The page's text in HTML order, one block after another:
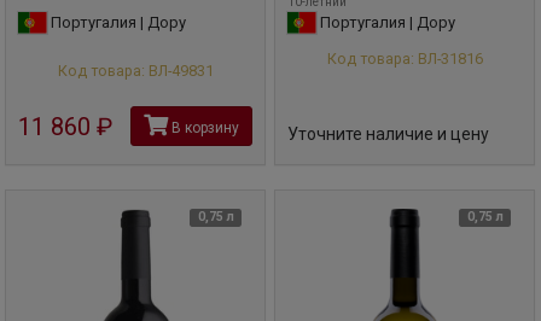
Португалия | Дору
Код товара: ВЛ-49831
11 860 рубВ корзину
Португалия | Дору
Код товара: ВЛ-31816
Уточните наличие и цену
0,75 л 0,75 л